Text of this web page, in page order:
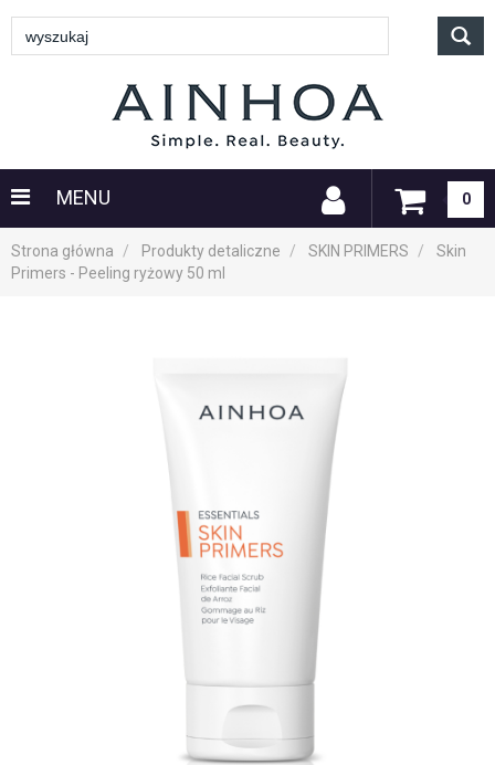
MENU 0
Strona główna Produkty detaliczne SKIN PRIMERS
Skin
Primers - Peeling ryżowy 50 ml